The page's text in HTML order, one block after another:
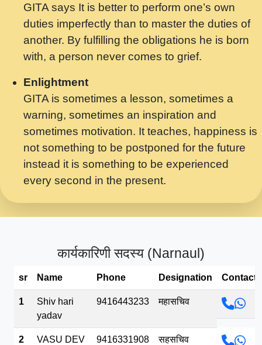
मर गनय न अपरध लडडल शर रध.... Shri
ravinandan shastri ji maharaj.mp3
मेरे मन हरी का ध्यान लगा - भजन भाव - 2018 -
Rishikesh - Swami Gyananand Ji
Maharaj.mp3
यह हसरत तलब ह नकज कमर Yahi Hasraten
Talab Hai Bhav Pravah #bhajan.mp3
लडल ज बल ल क ज न लग Sadhvi Purnima Ji
7.9.2021 जवल नगर दलल #बसर.mp3
सख भ मझ पयर ह दख भ मझ पयर ह!छड म कस दत
सपरहट भजन 2021 - तर अखय ह जद भर बहर ज म
सपरहट शयम भजन - जय जय शयम जय जय शयम
भव.mp3
GITA says It is better to perform one’s own
duties imperfectly than to master the duties of
another. By fulfilling the obligations he is born
with, a person never comes to grief.
Enlightment
GITA is sometimes a lesson, sometimes a
warning, sometimes an inspiration and
sometimes motivation. It teaches, happiness is
not something to be postponed for the future
instead it is something to be experienced
every second in the present.
कार्यकारिणी सदस्य (Narnaul)
sr Name Phone Designation Contact
1
Shiv hari
yadav
9416443233 महासचिव
2
VASU DEV
9416331908 सहसचिव